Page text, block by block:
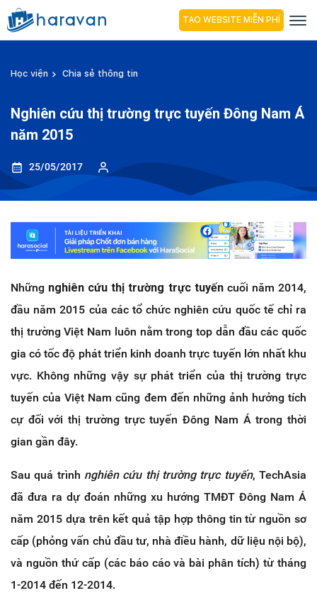
TẠO WEBSITE MIỄN PHÍ
Học viện Chia sẻ thông tin
Nghiên cứu thị trường trực tuyến Đông Nam Á
năm 2015
25/05/2017
Những nghiên cứu thị trường trực tuyếncuối năm 2014,
đầu năm 2015 của các tổ chức nghiên cứu quốc tế chỉ ra
thị trường Việt Nam luôn nằm trong top dẫn đầu các quốc
gia có tốc độ phát triển kinh doanh trực tuyến lớn nhất khu
vực. Không những vậy sự phát triển của thị trường trực
tuyến của Việt Nam cũng đem đến những ảnh hưởng tích
cự đối với thị trường trực tuyến Đông Nam Á trong thời
gian gần đây.
Sau quá trình nghiên cứu thị trường trực tuyến, TechAsia
đã đưa ra dự đoán những xu hướng TMĐT Đông Nam Á
năm 2015 dựa trên kết quả tập hợp thông tin từ nguồn sơ
cấp (phỏng vấn chủ đầu tư, nhà điều hành, dữ liệu nội bộ),
và nguồn thứ cấp (các báo cáo và bài phân tích) từ tháng
1-2014 đến 12-2014.